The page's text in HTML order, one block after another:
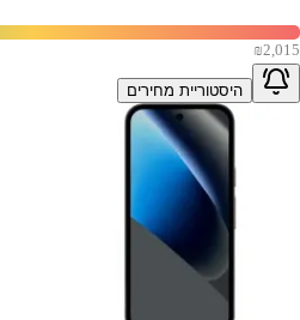
₪2,015
היסטוריית מחירים